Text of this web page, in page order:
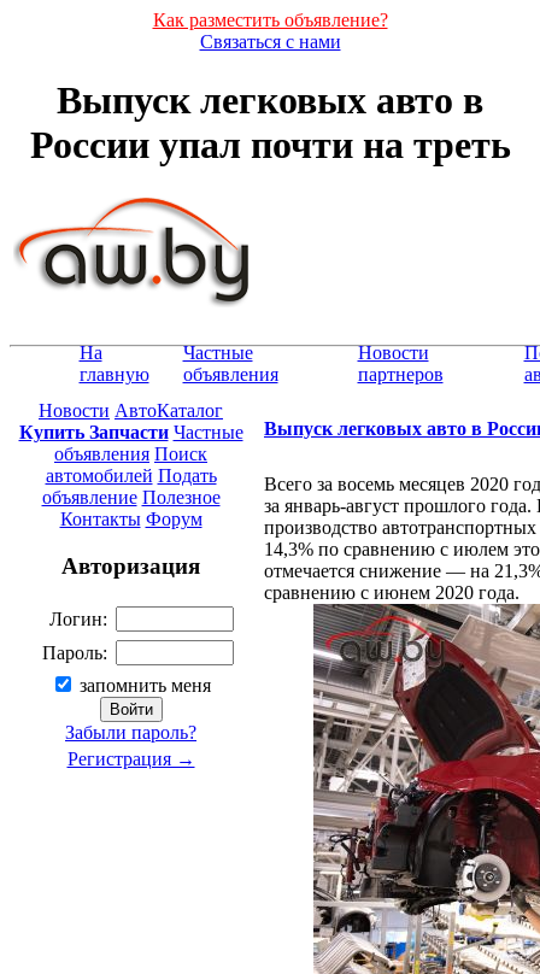
Как разместить объявление?
Связаться с нами
Выпуск легковых авто в
России упал почти на треть
На
главную
Частные
объявления
Новости
партнеров
Новости АвтоКаталог
Купить Запчасти Частные
объявления Поиск
автомобилей Подать
объявление Полезное
Контакты Форум
Авторизация
Логин:
Пароль:
запомнить меня
Забыли пароль?
Регистрация →
Выпуск легковых авто в
Всего за восемь месяцев 2020
за январь-август прошлого
производство
14,3% по сравнению с июлем
отмечается снижение — на
сравнению с июнем 2020 года.